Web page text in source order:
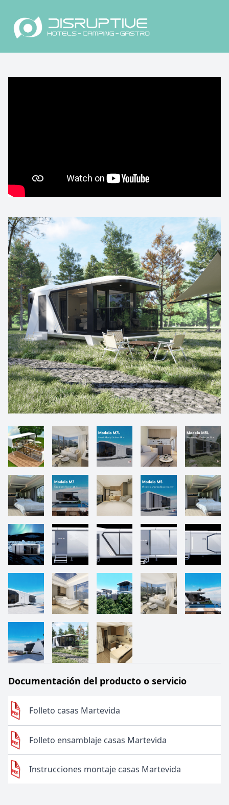
Documentación del producto o servicio
Folleto casas Martevida
Folleto ensamblaje casas Martevida
Instrucciones montaje casas Martevida